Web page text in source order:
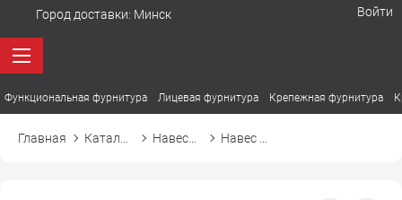
Город доставки: Минск Войти
Функциональная фурнитура Лицевая фурнитура Крепежная фурнитура
Главная